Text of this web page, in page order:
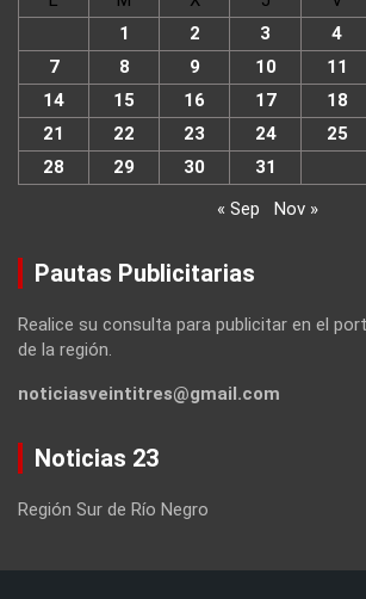
1
2 3 4
7
8 9 10 11
14
15 16 17 18
21
22 23 24 25
28
29 30
31
« Sep
Nov »
Pautas Publicitarias
Realice su consulta para publicitar en el
de la región.
noticiasveintitres@gmail.com
Noticias 23
Región Sur de Río Negro